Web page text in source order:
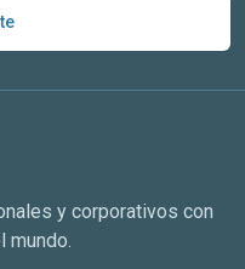
y corporativos con
mundo.